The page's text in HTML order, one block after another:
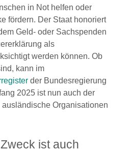
in Not helfen oder
fördern. Der Staat honoriert
Geld- oder Sachspenden
als
werden können. Ob
kann im
der Bundesregierung
2025 ist nun auch der
Organisationen
ist auch